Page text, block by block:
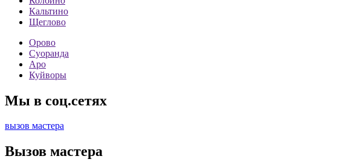
Кальтино
Щеглово
Орово
Суоранда
Аро
Куйворы
Мы в соц.сетях
вызов мастера
Вызов мастера